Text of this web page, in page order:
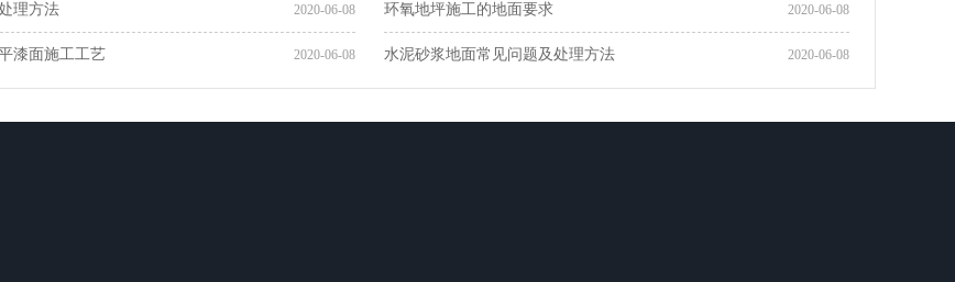
2020-06-08
理方法 2020-06-08
环氧地坪施工的地面要求
2020-06-08
漆面施工工艺 2020-06-08
水泥砂浆地面常见问题及处理方法